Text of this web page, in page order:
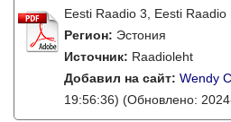
Eesti Raadio 3, Eesti
Регион: Эстония
Источник: Raadioleht
Добавил на сайт: Wendy
19:56:36) (Обновлено: